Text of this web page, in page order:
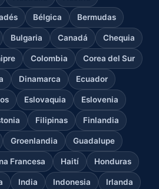
Bélgica Bermudas
Bulgaria Canadá Chequia
Colombia Corea del Sur
Dinamarca Ecuador
Eslovaquia Eslovenia
Filipinas Finlandia
Groenlandia Guadalupe
Francesa Haití Honduras
India Indonesia Irlanda